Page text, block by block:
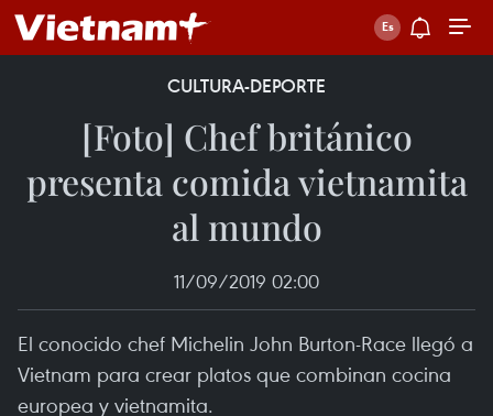
CULTURA-DEPORTE
[Foto] Chef británico
presenta comida vietnamita
al mundo
11/09/2019 02:00
El conocido chef Michelin John Burton-Race llegó a
Vietnam para crear platos que combinan cocina
europea y vietnamita.